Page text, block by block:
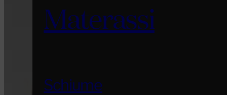
Materassi
Schiume